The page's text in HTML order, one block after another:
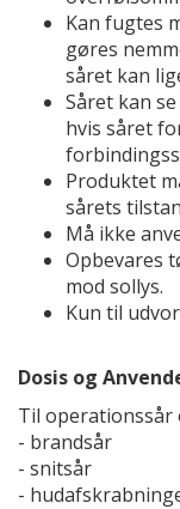
Kan fugtes
gøres
såret kan
Såret kan
hvis såret
Produktet
sårets
Må ikke
Opbevares
mod sollys.
Kun til
Dosis og
Til operationssår
- brandsår
- snitsår
-